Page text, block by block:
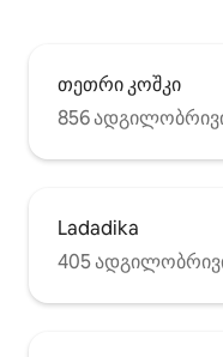
თეთრი კოშკი
856
Ladadika
405